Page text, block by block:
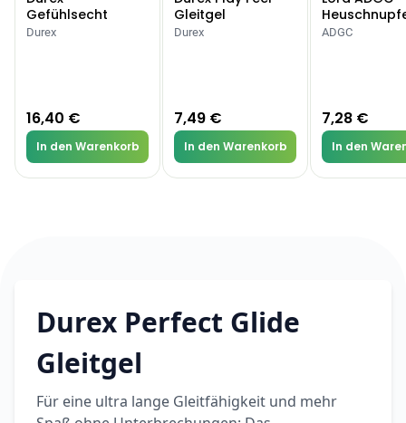
Gefühlsecht
Classic Kondome
Durex
16,40 €
In den Warenkorb
Gleitgel
Durex
7,49 €
In den Warenkorb
Allergien
ADGC
7,28 €
In den
Durex Perfect Glide
Gleitgel
Für eine ultra lange Gleitfähigkeit und mehr